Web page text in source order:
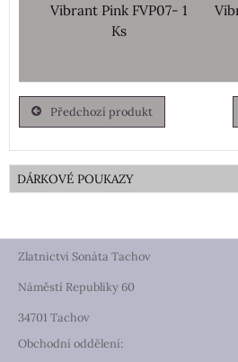
Vibrant Pink FVP07- 1
Ks
Předchozí produkt
DÁRKOVÉ POUKAZY
Zlatnictví Sonáta Tachov
Náměstí Republiky 60
34701 Tachov
Obchodní oddělení: